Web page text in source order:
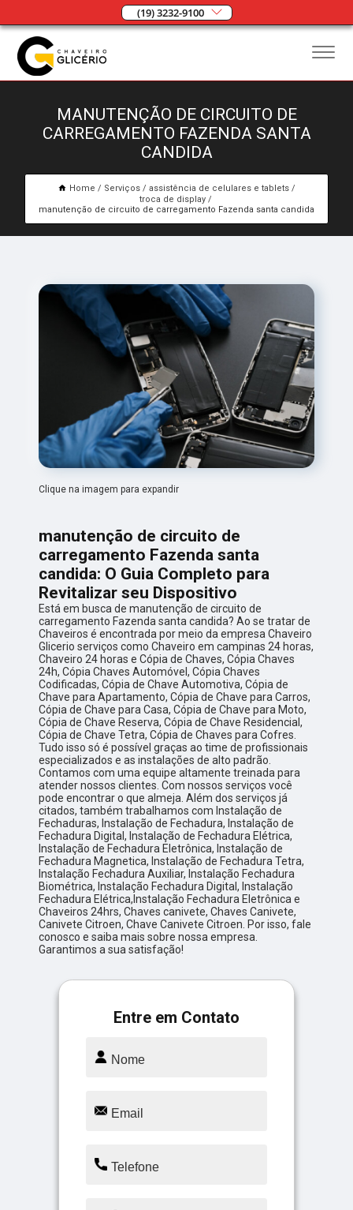
(19) 3232-9100
MANUTENÇÃO DE CIRCUITO DE
CARREGAMENTO FAZENDA SANTA
CANDIDA
Home Serviços
assistência de celulares e tablets
troca de display
manutenção de circuito de carregamento Fazenda santa candida
Clique na imagem para expandir
manutenção de circuito de
carregamento Fazenda santa
candida: O Guia Completo para
Revitalizar seu Dispositivo
Está em busca de manutenção de circuito de
carregamento Fazenda santa candida? Ao se tratar de
Chaveiros é encontrada por meio da empresa Chaveiro
Glicerio serviços como Chaveiro em campinas 24 horas,
Chaveiro 24 horas e Cópia de Chaves, Cópia Chaves
24h, Cópia Chaves Automóvel, Cópia Chaves
Codificadas, Cópia de Chave Automotiva, Cópia de
Chave para Apartamento, Cópia de Chave para Carros,
Cópia de Chave para Casa, Cópia de Chave para Moto,
Cópia de Chave Reserva, Cópia de Chave Residencial,
Cópia de Chave Tetra, Cópia de Chaves para Cofres.
Tudo isso só é possível graças ao time de profissionais
especializados e as instalações de alto padrão.
Contamos com uma equipe altamente treinada para
atender nossos clientes. Com nossos serviços você
pode encontrar o que almeja. Além dos serviços já
citados, também trabalhamos com Instalação de
Fechaduras, Instalação de Fechadura, Instalação de
Fechadura Digital, Instalação de Fechadura Elétrica,
Instalação de Fechadura Eletrônica, Instalação de
Fechadura Magnetica, Instalação de Fechadura Tetra,
Instalação Fechadura Auxiliar, Instalação Fechadura
Biométrica, Instalação Fechadura Digital, Instalação
Fechadura Elétrica,Instalação Fechadura Eletrônica e
Chaveiros 24hrs, Chaves canivete, Chaves Canivete,
Canivete Citroen, Chave Canivete Citroen. Por isso, fale
conosco e saiba mais sobre nossa empresa.
Garantimos a sua satisfação!
Entre em Contato